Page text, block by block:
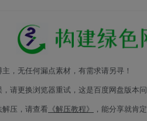
，无任何漏点素材，有需求请另寻！
请更换浏览器重试，这是百度网盘版本问
压，请查看 《解压教程》
，能分享就肯